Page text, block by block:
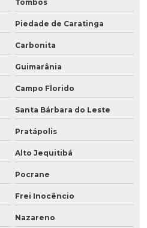
Tombos
Piedade de Caratinga
Carbonita
Guimarânia
Campo Florido
Santa Bárbara do Leste
Pratápolis
Alto Jequitibá
Pocrane
Frei Inocêncio
Nazareno